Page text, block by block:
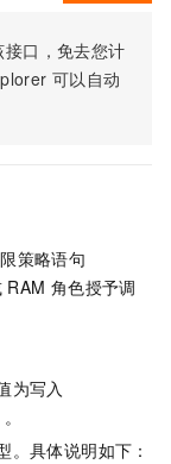
口，免去您计
可以自动
策略语句
RAM 角色授予调
为写入
。具体说明如下：